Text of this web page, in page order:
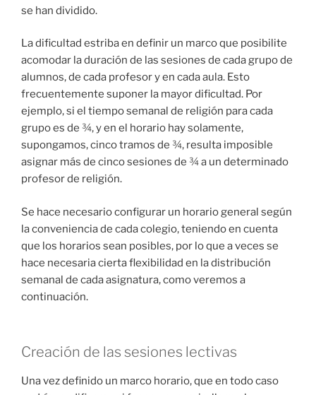
se han dividido.
La dificultad estriba en definir un marco que posibilite
acomodar la duración de las sesiones de cada grupo de
alumnos, de cada profesor y en cada aula. Esto
frecuentemente suponer la mayor dificultad. Por
ejemplo, si el tiempo semanal de religión para cada
grupo es de ¾, y en el horario hay solamente,
supongamos, cinco tramos de ¾, resulta imposible
asignar más de cinco sesiones de ¾ a un determinado
profesor de religión.
Se hace necesario configurar un horario general según
la conveniencia de cada colegio, teniendo en cuenta
que los horarios sean posibles, por lo que a veces se
hace necesaria cierta flexibilidad en la distribución
semanal de cada asignatura, como veremos a
continuación.
Creación de las sesiones lectivas
Una vez definido un marco horario, que en todo caso